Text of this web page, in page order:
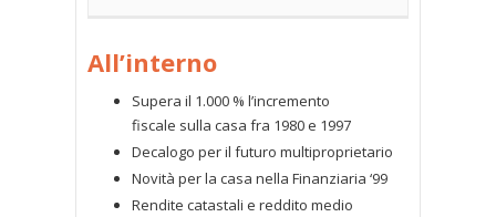
All’interno
Supera il 1.000 % l’incremento
fiscale sulla casa fra 1980 e 1997
Decalogo per il futuro multiproprietario
Novità per la casa nella Finanziaria ‘99
Rendite catastali e reddito medio